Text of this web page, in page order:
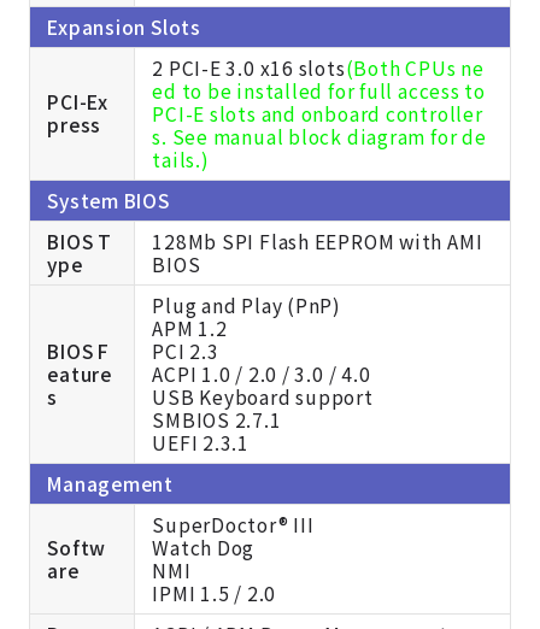
Expansion Slots
PCI-Ex
press
2 PCI-E 3.0 x16 slots(Both CPUs ne
ed to be installed for full access to
PCI-E slots and onboard controller
s. See manual block diagram for de
tails.)
System BIOS
BIOS T
ype
128Mb SPI Flash EEPROM with AMI
BIOS
BIOS F
eature
s
Plug and Play (PnP)
APM 1.2
PCI 2.3
ACPI 1.0 / 2.0 / 3.0 / 4.0
USB Keyboard support
SMBIOS 2.7.1
UEFI 2.3.1
Management
Softw
are
SuperDoctor® III
Watch Dog
NMI
IPMI 1.5 / 2.0